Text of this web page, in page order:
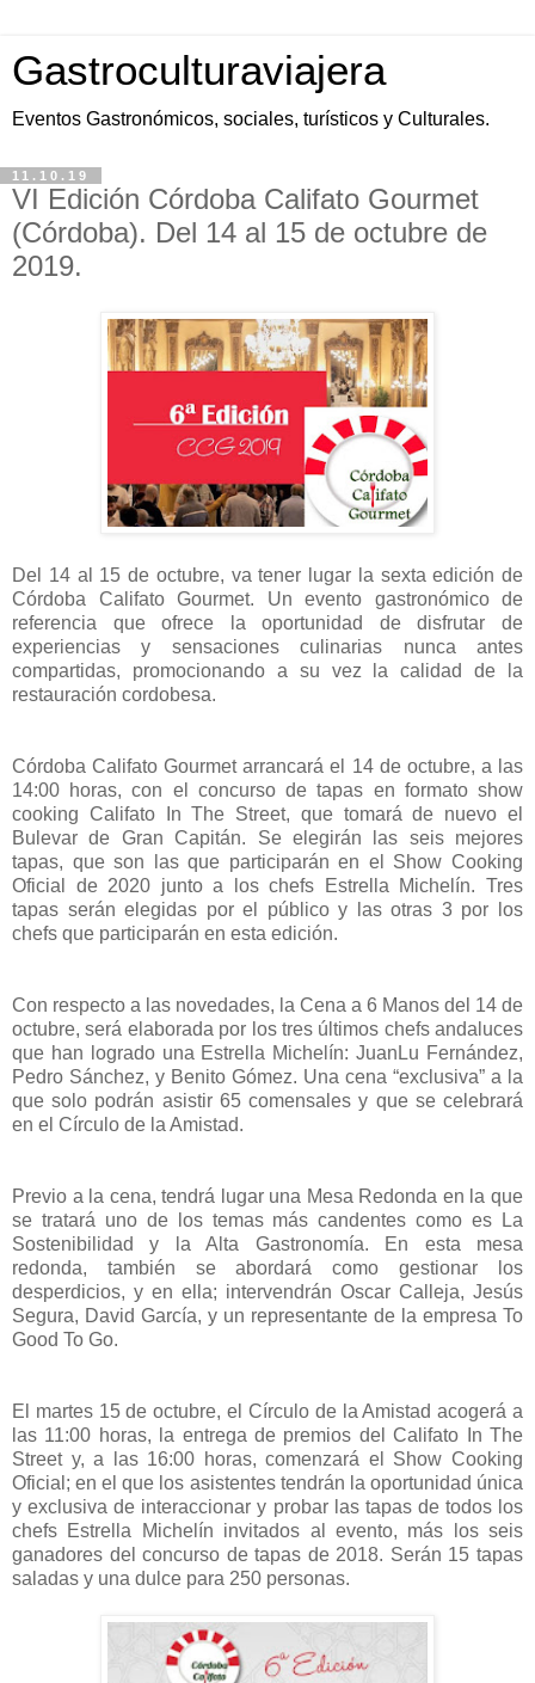
Gastroculturaviajera
Eventos Gastronómicos, sociales, turísticos y Culturales.
11.10.19
VI Edición Córdoba Califato Gourmet
(Córdoba). Del 14 al 15 de octubre de
2019.
Del 14 al 15 de octubre, va tener lugar la sexta edición de
Córdoba Califato Gourmet. Un evento gastronómico de
referencia que ofrece la oportunidad de disfrutar de
experiencias y sensaciones culinarias nunca antes
compartidas, promocionando a su vez la calidad de la
restauración cordobesa.
Córdoba Califato Gourmet arrancará el 14 de octubre, a las
14:00 horas, con el concurso de tapas en formato show
cooking Califato In The Street, que tomará de nuevo el
Bulevar de Gran Capitán. Se elegirán las seis mejores
tapas, que son las que participarán en el Show Cooking
Oficial de 2020 junto a los chefs Estrella Michelín. Tres
tapas serán elegidas por el público y las otras 3 por los
chefs que participarán en esta edición.
Con respecto a las novedades, la Cena a 6 Manos del 14 de
octubre, será elaborada por los tres últimos chefs andaluces
que han logrado una Estrella Michelín: JuanLu Fernández,
Pedro Sánchez, y Benito Gómez. Una cena “exclusiva” a la
que solo podrán asistir 65 comensales y que se celebrará
en el Círculo de la Amistad.
Previo a la cena, tendrá lugar una Mesa Redonda en la que
se tratará uno de los temas más candentes como es La
Sostenibilidad y la Alta Gastronomía. En esta mesa
redonda, también se abordará como gestionar los
desperdicios, y en ella; intervendrán Oscar Calleja, Jesús
Segura, David García, y un representante de la empresa To
Good To Go.
El martes 15 de octubre, el Círculo de la Amistad acogerá a
las 11:00 horas, la entrega de premios del Califato In The
Street y, a las 16:00 horas, comenzará el Show Cooking
Oficial; en el que los asistentes tendrán la oportunidad única
y exclusiva de interaccionar y probar las tapas de todos los
chefs Estrella Michelín invitados al evento, más los seis
ganadores del concurso de tapas de 2018. Serán 15 tapas
saladas y una dulce para 250 personas.